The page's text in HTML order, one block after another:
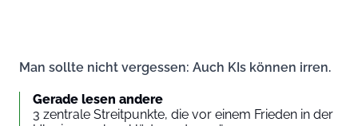
Man sollte nicht vergessen: Auch KIs können irren.
Gerade lesen andere
3 zentrale Streitpunkte, die vor einem Frieden in der